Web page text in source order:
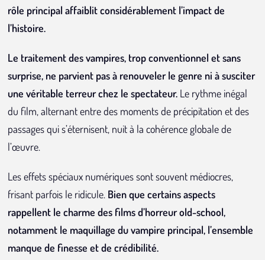
rôle principal affaiblit considérablement l’impact de
l’histoire.
Le traitement des vampires, trop conventionnel et sans
surprise, ne parvient pas à renouveler le genre ni à susciter
une véritable terreur chez le spectateur. Le rythme inégal
du film, alternant entre des moments de précipitation et des
passages qui s’éternisent, nuit à la cohérence globale de
l’œuvre.
Les effets spéciaux numériques sont souvent médiocres,
frisant parfois le ridicule. Bien que certains aspects
rappellent le charme des films d’horreur old-school,
notamment le maquillage du vampire principal, l’ensemble
manque de finesse et de crédibilité.